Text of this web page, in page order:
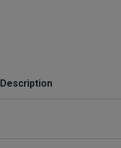
Description